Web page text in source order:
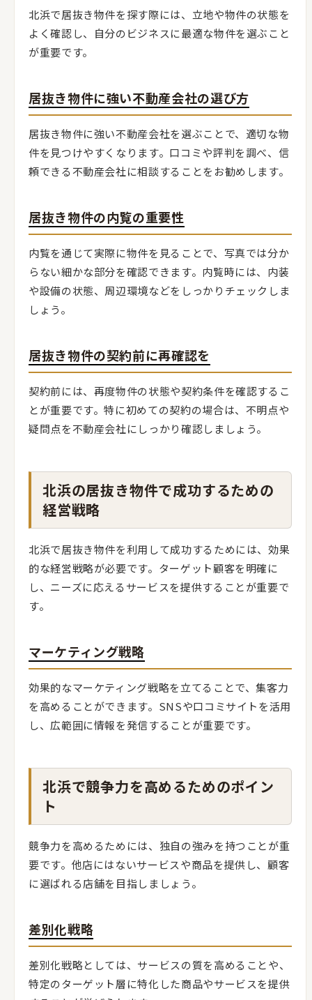
北浜で居抜き物件を探す際には、立地や物件の状態を
よく確認し、自分のビジネスに最適な物件を選ぶこと
が重要です。
居抜き物件に強い不動産会社の選び方
居抜き物件に強い不動産会社を選ぶことで、適切な物
件を見つけやすくなります。口コミや評判を調べ、信
頼できる不動産会社に相談することをお勧めします。
居抜き物件の内覧の重要性
内覧を通じて実際に物件を見ることで、写真では分か
らない細かな部分を確認できます。内覧時には、内装
や設備の状態、周辺環境などをしっかりチェックしま
しょう。
居抜き物件の契約前に再確認を
契約前には、再度物件の状態や契約条件を確認するこ
とが重要です。特に初めての契約の場合は、不明点や
疑問点を不動産会社にしっかり確認しましょう。
北浜の居抜き物件で成功するための
経営戦略
北浜で居抜き物件を利用して成功するためには、効果
的な経営戦略が必要です。ターゲット顧客を明確に
し、ニーズに応えるサービスを提供することが重要で
す。
マーケティング戦略
効果的なマーケティング戦略を立てることで、集客力
を高めることができます。SNSや口コミサイトを活用
し、広範囲に情報を発信することが重要です。
北浜で競争力を高めるためのポイン
ト
競争力を高めるためには、独自の強みを持つことが重
要です。他店にはないサービスや商品を提供し、顧客
に選ばれる店舗を目指しましょう。
差別化戦略
差別化戦略としては、サービスの質を高めることや、
特定のターゲット層に特化した商品やサービスを提供